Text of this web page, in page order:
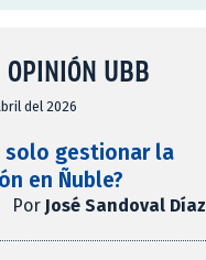
OPINIÓN UBB
del 2026
solo gestionar la
en Ñuble?
Por José Sandoval Díaz